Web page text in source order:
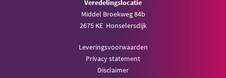
Veredelingslocatie
Middel Broekweg 84b
2675 KE Honselersdijk
Leveringsvoorwaarden
Privacy statement
Disclaimer